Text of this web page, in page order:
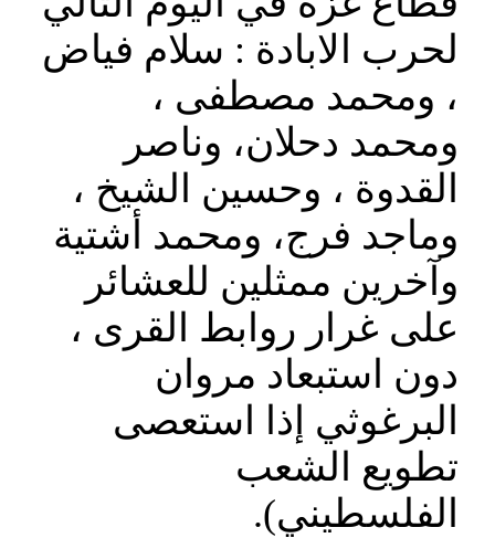
لحرب الابادة : سلام فياض
، ومحمد مصطفى ،
ومحمد دحلان، وناصر
القدوة ، وحسين الشيخ ،
وماجد فرج، ومحمد أشتية
وآخرين ممثلين للعشائر
على غرار روابط القرى ،
دون استبعاد مروان
البرغوثي إذا استعصى
تطويع الشعب
الفلسطيني).